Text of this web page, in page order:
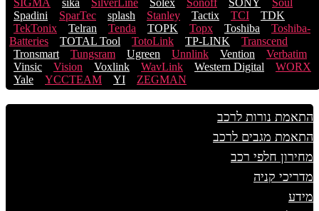
SIGMA
sika SilverLine Solex Sonoff SONY
Soul
Spadini
SparTec splash Stanley Tactix TCI
TDK
TekTonix
Telran Tenda TOPK Topx Toshiba
Toshiba-
Batteries
TOTAL Tool TotoLink TP-LINK
Transcend
Tronsmart
Tungsram Ugreen Unnlink Vention
Verbatim
Vinsic
Vision Voxlink WavLink Western Digital
WORX
Yale
YCCTEAM YI ZEGMAN
התאמת נורות לרכב
התאמת מגבים לרכב
מחירון חלפי רכב
מדריכי קניה
מידע